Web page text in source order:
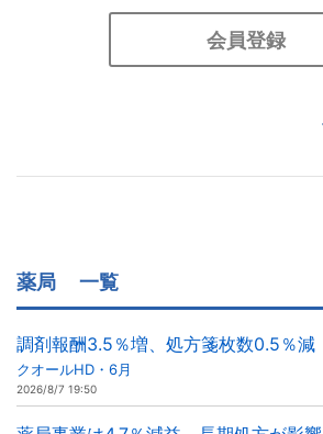
会員登録
薬局 一覧
調剤報酬3.5％増、処方箋枚数0.5％減
クオールHD・6月
2026/8/7 19:50